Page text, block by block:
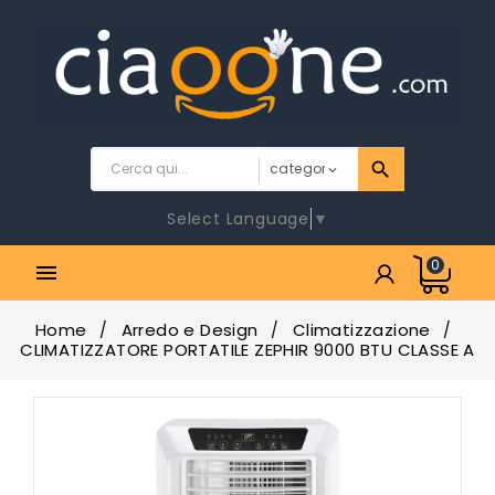
Select Language ▼
 0
Home Arredo e Design
Climatizzazione
CLIMATIZZATORE PORTATILE ZEPHIR 9000 BTU CLASSE A